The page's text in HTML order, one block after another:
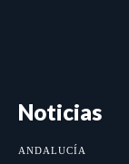
Noticias
ANDALUCÍA